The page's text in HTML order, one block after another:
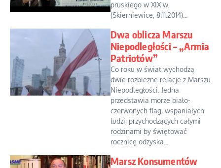
pruskiego w XIX w.
(Skierniewice, 8.11.2014)...
Dwa oblicza Marszu
Niepodległości – „Armia
Patriotów”
Co roku w świat wychodzą
dwie rozbieżne relacje z Marszu
Niepodległości. Jedna
przedstawia morze biało-
czerwonych flag, wspaniałych
ludzi, przychodzących całymi
rodzinami by świętować
rocznicę odzyska...
Marsz Konsumentów